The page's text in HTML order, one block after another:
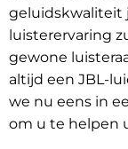
geluidskwaliteit
luisterervaring
gewone
altijd een JBL-
we nu eens in
om u te helpen